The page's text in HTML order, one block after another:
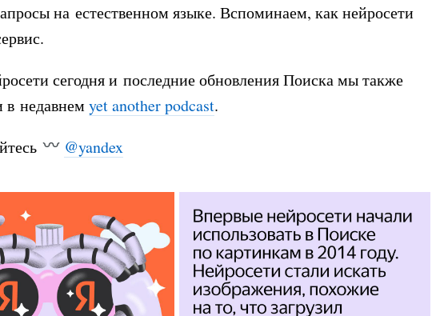
на естественном языке. Вспоминаем, как нейросети
сегодня и последние обновления Поиска мы также
в недавнем yet another podcast.
@yandex